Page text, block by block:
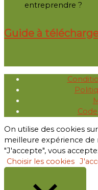
entreprendre ?
Guide à
On utilise des cookies
meilleure expérience de
"J'accepte", vous
Choisir les cookies